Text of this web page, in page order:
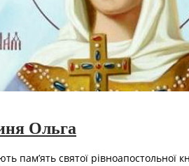
Ольга
пам’ять святої